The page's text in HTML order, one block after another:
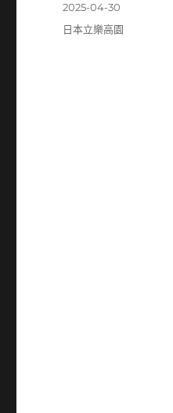
發
佈
2025-04-30
分
日本立樂高園